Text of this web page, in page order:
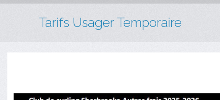
Tarifs Usager Temporaire